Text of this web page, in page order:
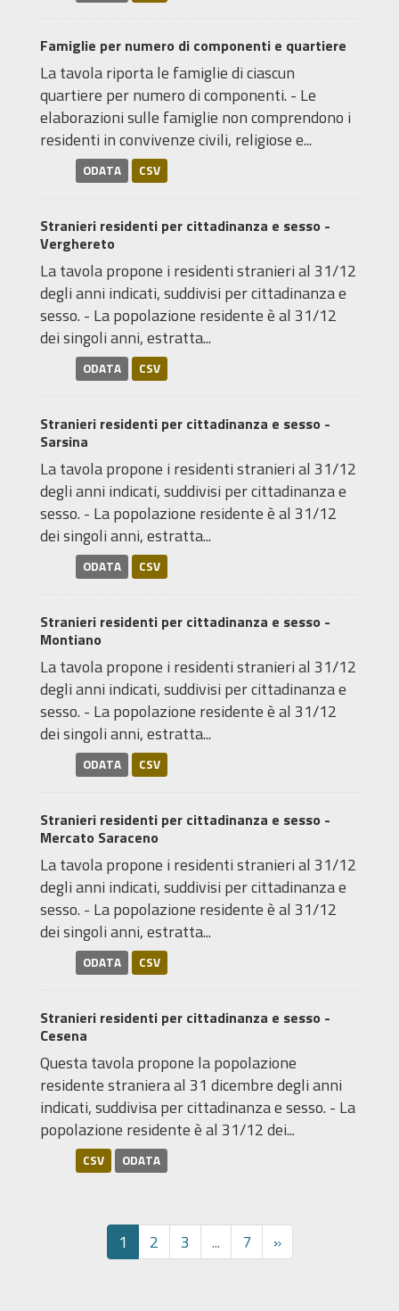
Famiglie per numero di componenti e quartiere
La tavola riporta le famiglie di ciascun
quartiere per numero di componenti. - Le
elaborazioni sulle famiglie non comprendono i
residenti in convivenze civili, religiose e...
ODATA CSV
Stranieri residenti per cittadinanza e sesso -
Verghereto
La tavola propone i residenti stranieri al 31/12
degli anni indicati, suddivisi per cittadinanza e
sesso. - La popolazione residente è al 31/12
dei singoli anni, estratta...
ODATA CSV
Stranieri residenti per cittadinanza e sesso -
Sarsina
La tavola propone i residenti stranieri al 31/12
degli anni indicati, suddivisi per cittadinanza e
sesso. - La popolazione residente è al 31/12
dei singoli anni, estratta...
ODATA CSV
Stranieri residenti per cittadinanza e sesso -
Montiano
La tavola propone i residenti stranieri al 31/12
degli anni indicati, suddivisi per cittadinanza e
sesso. - La popolazione residente è al 31/12
dei singoli anni, estratta...
ODATA CSV
Stranieri residenti per cittadinanza e sesso -
Mercato Saraceno
La tavola propone i residenti stranieri al 31/12
degli anni indicati, suddivisi per cittadinanza e
sesso. - La popolazione residente è al 31/12
dei singoli anni, estratta...
ODATA CSV
Stranieri residenti per cittadinanza e sesso -
Cesena
Questa tavola propone la popolazione
residente straniera al 31 dicembre degli anni
indicati, suddivisa per cittadinanza e sesso. - La
popolazione residente è al 31/12 dei...
CSV ODATA
1 2 3 ... 7 »